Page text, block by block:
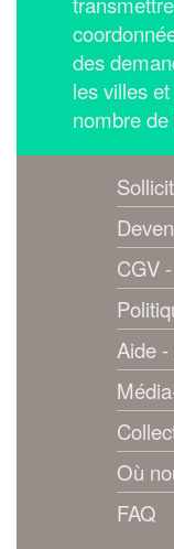
des
les villes
nombre
CGV
Aide
Où
FAQ